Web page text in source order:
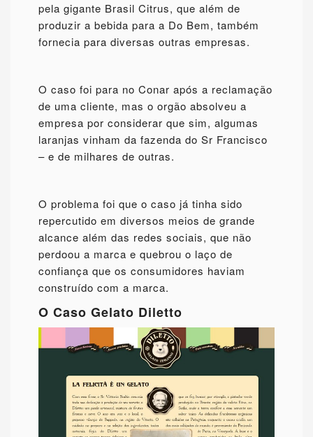
pela gigante Brasil Citrus, que além de
produzir a bebida para a Do Bem, também
fornecia para diversas outras empresas.
O caso foi para no Conar após a reclamação
de uma cliente, mas o orgão absolveu a
empresa por considerar que sim, algumas
laranjas vinham da fazenda do Sr Francisco
– e de milhares de outras.
O problema foi que o caso já tinha sido
repercutido em diversos meios de grande
alcance além das redes sociais, que não
perdoou a marca e quebrou o laço de
confiança que os consumidores haviam
construído com a marca.
O Caso Gelato Diletto